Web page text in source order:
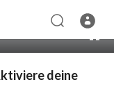
deine